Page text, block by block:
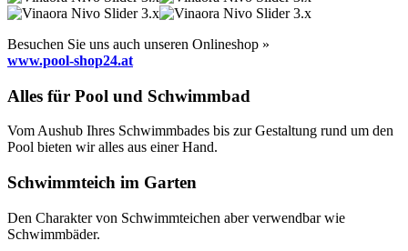
Besuchen Sie uns auch unseren Onlineshop »
www.pool-shop24.at
Alles für Pool und Schwimmbad
Vom Aushub Ihres Schwimmbades bis zur Gestaltung rund um den
Pool bieten wir alles aus einer Hand.
Schwimmteich im Garten
Den Charakter von Schwimmteichen aber verwendbar wie
Schwimmbäder.